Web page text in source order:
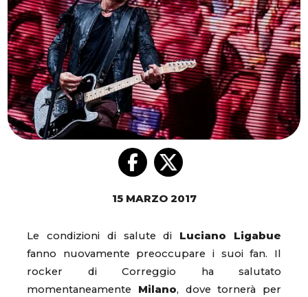
15 MARZO 2017
Le condizioni di salute di Luciano Ligabue
fanno nuovamente preoccupare i suoi fan. Il
rocker di Correggio ha salutato
momentaneamente Milano, dove tornerà per